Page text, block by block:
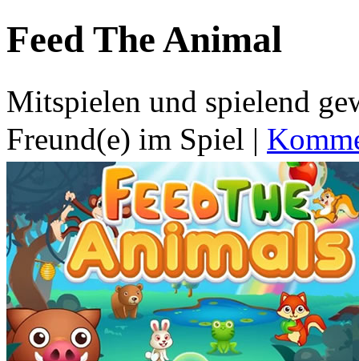
Feed The Animal
Mitspielen und spielend
Freund(e) im Spiel |